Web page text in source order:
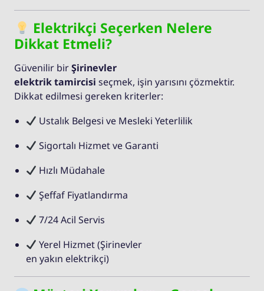
Elektrikçi Seçerken Nelere
Dikkat Etmeli?
Güvenilir birŞirinevler
elektrik tamircisi seçmek, işin yarısını çözmektir.
Dikkat edilmesi gereken kriterler:
Ustalık Belgesi ve Mesleki Yeterlilik
Sigortalı Hizmet ve Garanti
Hızlı Müdahale
Şeffaf Fiyatlandırma
7/24 Acil Servis
Yerel Hizmet (Şirinevler
en yakın elektrikçi)